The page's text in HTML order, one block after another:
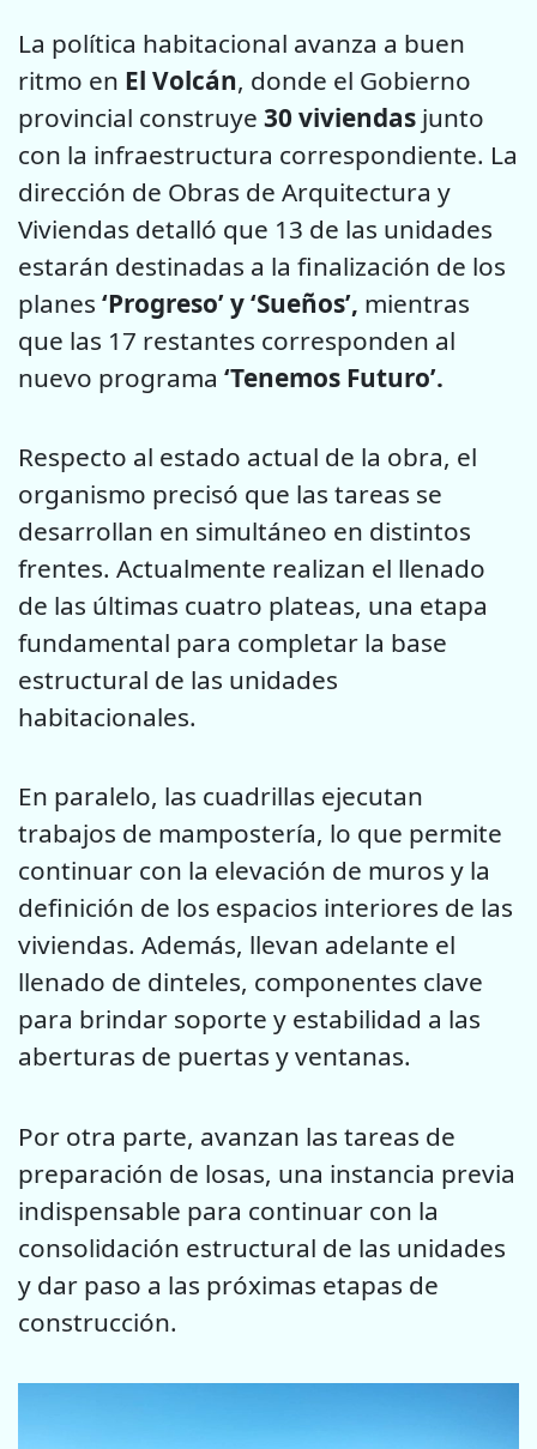
La política habitacional avanza a buen
ritmo en El Volcán, donde el Gobierno
provincial construye 30 viviendas junto
con la infraestructura correspondiente. La
dirección de Obras de Arquitectura y
Viviendas detalló que 13 de las unidades
estarán destinadas a la finalización de los
planes ‘Progreso’ y ‘Sueños’, mientras
que las 17 restantes corresponden al
nuevo programa ‘Tenemos Futuro’.
Respecto al estado actual de la obra, el
organismo precisó que las tareas se
desarrollan en simultáneo en distintos
frentes. Actualmente realizan el llenado
de las últimas cuatro plateas, una etapa
fundamental para completar la base
estructural de las unidades
habitacionales.
En paralelo, las cuadrillas ejecutan
trabajos de mampostería, lo que permite
continuar con la elevación de muros y la
definición de los espacios interiores de las
viviendas. Además, llevan adelante el
llenado de dinteles, componentes clave
para brindar soporte y estabilidad a las
aberturas de puertas y ventanas.
Por otra parte, avanzan las tareas de
preparación de losas, una instancia previa
indispensable para continuar con la
consolidación estructural de las unidades
y dar paso a las próximas etapas de
construcción.